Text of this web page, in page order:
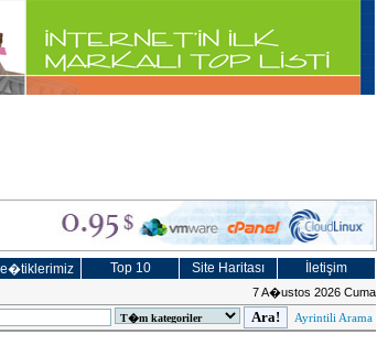
Top 10 Site Haritası İletişim
7 A�ustos 2026 Cuma
Ayrintili Arama